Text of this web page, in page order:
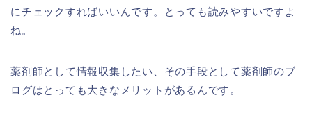
にチェックすればいいんです。とっても読みやすいですよ
ね。
薬剤師として情報収集したい、その手段として薬剤師のブ
ログはとっても大きなメリットがあるんです。